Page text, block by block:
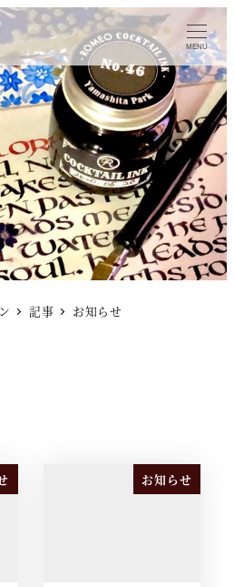
MENU
記事 お知らせ
お知らせ